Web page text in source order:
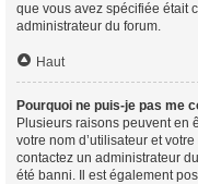
que vous avez spécifiée était
administrateur du forum.
Haut
Pourquoi ne puis-je pas me
Plusieurs raisons peuvent en
votre nom d’utilisateur et
contactez un administrateur
été banni. Il est également